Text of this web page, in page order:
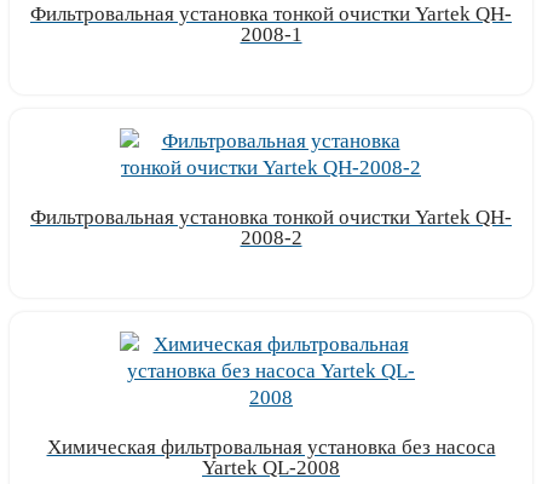
Фильтровальная установка тонкой очистки Yartek QH-
2008-1
Фильтровальная установка тонкой очистки Yartek QH-
2008-2
Химическая фильтровальная установка без насоса
Yartek QL-2008